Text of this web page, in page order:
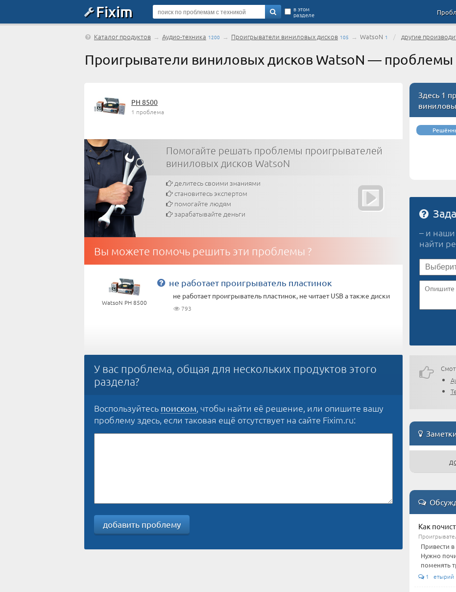
Fixim в этом
разделе
Каталог продуктов → Аудио-техника 1200 → Проигрыватели виниловых дисков 105 → WatsoN 1 / другие
Проигрыватели виниловых дисков WatsoN —
PH 8500
1 проблема
Помогайте решать проблемы проигрывателей
виниловых дисков WatsoN
делитесь своими знаниями
становитесь экспертом
помогайте людям
зарабатывайте деньги
Вы можете помочь решить эти проблемы ?
WatsoN PH 8500
не работает проигрыватель пластинок
не работает проигрыватель пластинок, не читает USB а также диски
793
У вас проблема, общая для нескольких продуктов этого
раздела?
Воспользуйтесь поиском, чтобы найти её решение, или опишите вашу
проблему здесь, если таковая ещё отсутствует на сайте Fixim.ru:
добавить проблему
Здесь 1
– и наши
найти
Как
Привести
Нужно
поменять
1 етырий